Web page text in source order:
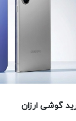
گوشی ارزان